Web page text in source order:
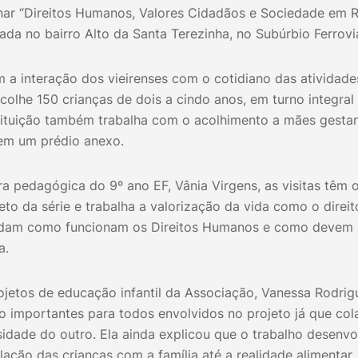
“Direitos Humanos, Valores Cidadãos e Sociedade em
no bairro Alto da Santa Terezinha, no Subúrbio
a interação dos vieirenses com o cotidiano das
150 crianças de dois a cindo anos, em turno
também trabalha com o acolhimento a mães
um prédio anexo.
pedagógica do 9º ano EF, Vânia Virgens, as visitas têm
da série e trabalha a valorização da vida como o
como funcionam os Direitos Humanos e como
de educação infantil da Associação, Vanessa
importantes para todos envolvidos no projeto já que
do outro. Ela ainda explicou que o trabalho
das crianças com a família até a realidade alimentar.